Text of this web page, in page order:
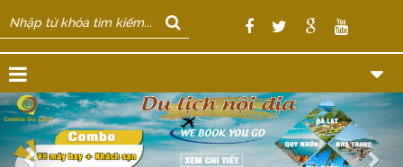
Previous